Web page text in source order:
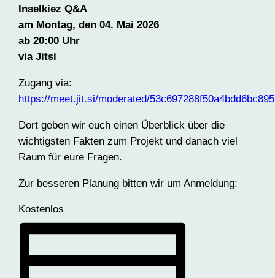
Inselkiez Q&A
am Montag, den 04. Mai 2026
ab 20:00 Uhr
via Jitsi
Zugang via:
https://meet.jit.si/moderated/
Dort geben wir euch einen Überblick über die
wichtigsten Fakten zum Projekt und danach viel
Raum für eure Fragen.
Zur besseren Planung bitten wir um Anmeldung:
Kostenlos